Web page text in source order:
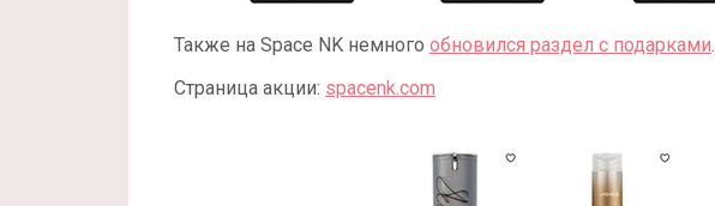
Также на Space NK немного обновился раздел с подарками.
Страница акции: spacenk.com